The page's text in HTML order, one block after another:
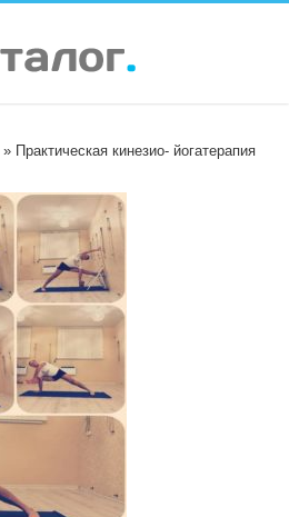
» Практическая кинезио- йогатерапия